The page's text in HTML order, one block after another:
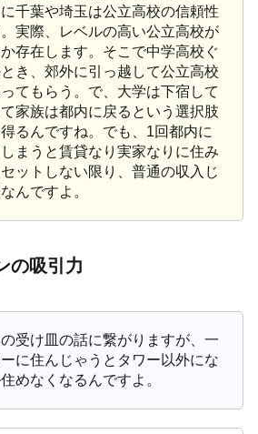
千葉や埼玉は公立高校の信頼性
実際、レベルの高い公立高校が
存在します。そこで中学高校ぐ
き、郊外に引っ越して公立高校
てもらう。で、大学は下宿して
家族は都内に戻るという選択肢
るんですね。でも、1回都内に
まうと賃貸なり実家なりに住み
ットしない限り、普通の収入じ
んですよ。
の吸引力
受け皿の話に繋がりますが、一
に住んじゃうとタワー以外にな
めなくなるんですよ。